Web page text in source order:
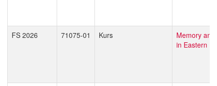
FS 2026 71075-01 Kurs
Memory
in Eastern